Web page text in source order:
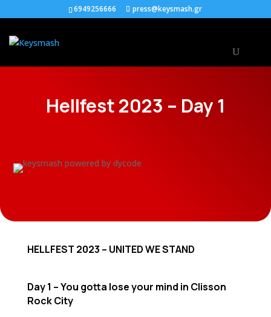
6949256666 press@keysmash.gr
Hellfest 2023 – Day 1
HELLFEST 2023 – UNITED WE STAND
Day 1 – You gotta lose your mind in Clisson
Rock City